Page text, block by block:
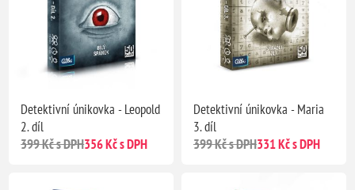
Detektivní únikovka - Leopold
2. díl
399 Kč s DPH356 Kč s DPH
Detektivní únikovka - Maria
3. díl
399 Kč s DPH331 Kč s DPH